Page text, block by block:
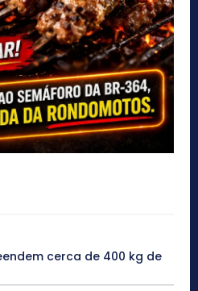
cerca de 400 kg de